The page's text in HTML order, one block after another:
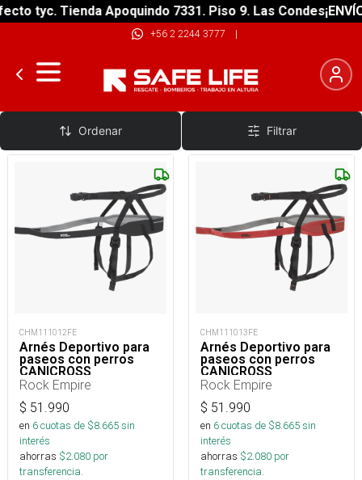
tyc. Tienda Apoquindo 7331. Piso 9. Las Condes
+56 2 2244 3777 |
Perro
Ordenar Filtrar
CHM111012FE
Arnés Deportivo para
paseos con perros
CANICROSS
Rock Empire
$ 51.990
en 6cuotas de $8.665sin
interés
ahorras $2.080 por
transferencia.
CHM111013FE
Arnés Deportivo para
paseos con perros
CANICROSS
Rock Empire
$ 51.990
en 6cuotas de $8.665sin
interés
ahorras $2.080 por
transferencia.